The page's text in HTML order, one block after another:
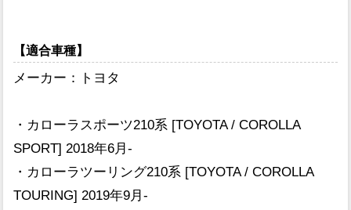
【適合車種】
メーカー：トヨタ
・カローラスポーツ210系 [TOYOTA / COROLLA
SPORT] 2018年6月-
・カローラツーリング210系 [TOYOTA / COROLLA
TOURING] 2019年9月-